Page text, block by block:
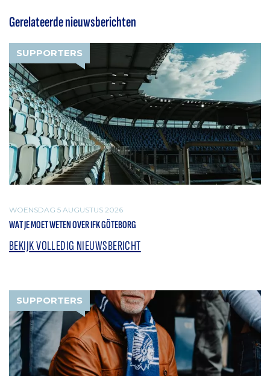
Gerelateerde nieuwsberichten
SUPPORTERS
WOENSDAG 5 AUGUSTUS 2026
WAT JE MOET WETEN OVER IFK GÖTEBORG
BEKIJK VOLLEDIG NIEUWSBERICHT
SUPPORTERS